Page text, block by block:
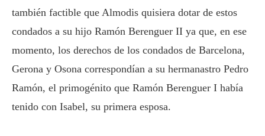
también factible que Almodis quisiera dotar de estos
condados a su hijo Ramón Berenguer II ya que, en ese
momento, los derechos de los condados de Barcelona,
Gerona y Osona correspondían a su hermanastro Pedro
Ramón, el primogénito que Ramón Berenguer I había
tenido con Isabel, su primera esposa.